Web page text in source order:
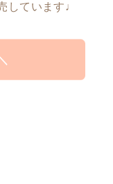
しています♩